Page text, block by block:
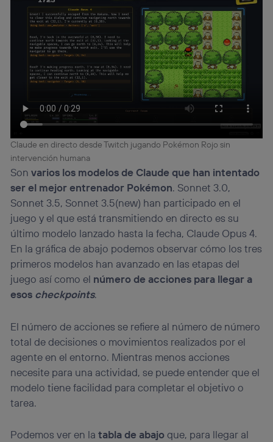
Claude en directo desde Twitch jugando Pokémon Rojo sin
intervención humana
Sonvarios los modelos de Claude que han intentado
ser el mejor entrenador Pokémon. Sonnet 3.0,
Sonnet 3.5, Sonnet 3.5(new) han participado en el
juego y el que está transmitiendo en directo es su
último modelo lanzado hasta la fecha, Claude Opus 4.
En la gráfica de abajo podemos observar cómo los tres
primeros modelos han avanzado en las etapas del
juego así como el número de acciones para llegar a
esos checkpoints.
El número de acciones se refiere al número de número
total de decisiones o movimientos realizados por el
agente en el entorno. Mientras menos acciones
necesite para una actividad, se puede entender que el
modelo tiene facilidad para completar el objetivo o
tarea.
Podemos ver en latabla de abajoque, para llegar al
personalizado, ya que se basará únicamente en la
navegación del usuario del móvil.
Puedes gestionar los consentimientos Utiq seleccionando
“Administrar Utiq” en la parte inferior de esta página web o
visitando el portal de privacidad de Utiq
(“consenthub”). Para más información, consulta
política de privacidad de Utiq.